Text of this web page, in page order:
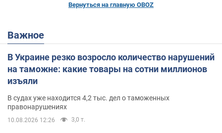
Вернуться на главную OBOZ
Важное
В Украине резко возросло количество нарушений
на таможне: какие товары на сотни миллионов
изъяли
В судах уже находится 4,2 тыс. дел о таможенных
правонарушениях
10.08.2026 12:26 3,0 т.